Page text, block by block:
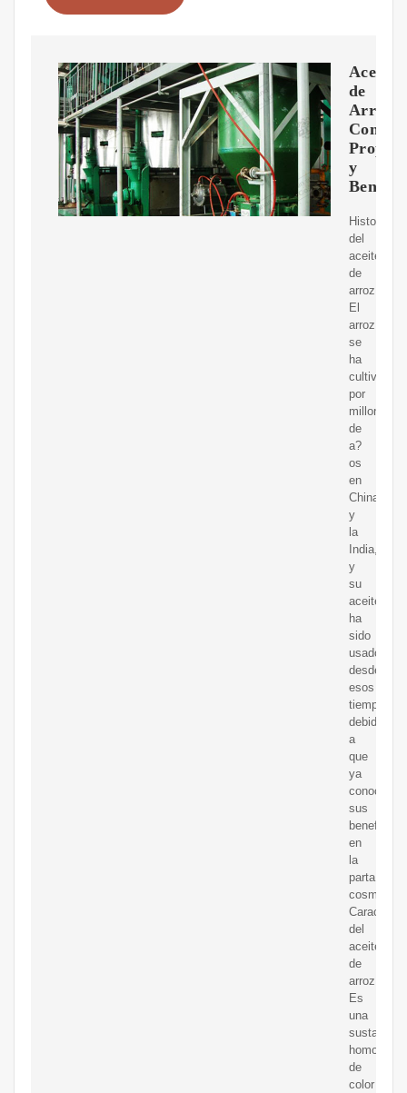
Aceite
de
Arroz:
y
Historia
del
aceite
de
arroz.
El
arroz
se
ha
cultivado
por
millones
de
a?
os
en
China
y
la
India,
y
su
aceite
ha
sido
usado
desde
esos
tiempos,
debido
a
que
ya
conocían
sus
beneficios
en
la
parta
cosmética.
del
aceite
de
arroz.
Es
una
sustancia
de
color